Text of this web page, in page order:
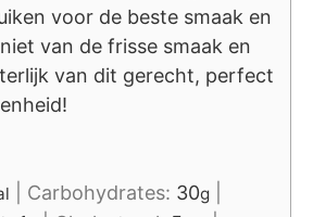
voor de beste smaak en
van de frisse smaak en
van dit gerecht, perfect
Carbohydrates: 30g